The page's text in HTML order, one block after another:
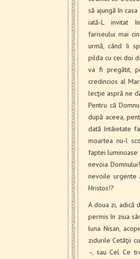
să ajungă în
iată-L invitat
fariseului mai
urmă, când îi
pilda cu cei doi
va fi pregătit,
credincios al
lecţie aspră ne
Pentru că
după aceea,
dată întâietate
moartea nu-l
faptei luminoase
nevoia
nevoile urgente
Hristos!?
A doua zi, adică
permis în ziua
luna Nisan,
zidurile Cetăţii
–, sau Cel Ce